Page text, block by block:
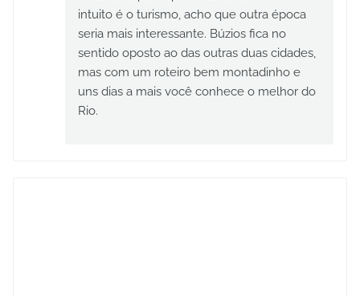
intuito é o turismo, acho que outra época
seria mais interessante. Búzios fica no
sentido oposto ao das outras duas cidades,
mas com um roteiro bem montadinho e
uns dias a mais você conhece o melhor do
Rio.